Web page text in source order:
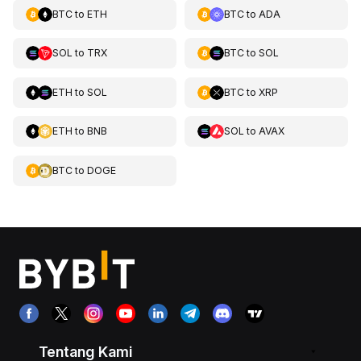
BTCto ETH BTCto ADA
SOL to TRX BTCto SOL
ETH to SOL BTCto XRP
ETH to BNB SOL to AVAX
BTCto DOGE
Tentang Kami